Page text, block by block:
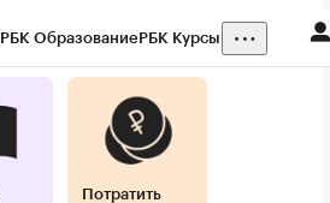
РБК ОбразованиеРБК Курсы
Потратить